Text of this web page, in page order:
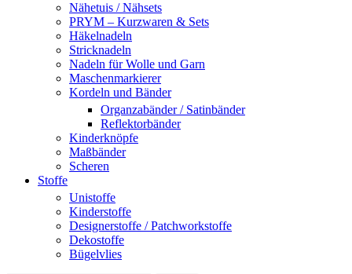
Nähetuis / Nähsets
PRYM – Kurzwaren & Sets
Häkelnadeln
Stricknadeln
Nadeln für Wolle und Garn
Maschenmarkierer
Kordeln und Bänder
Organzabänder / Satinbänder
Reflektorbänder
Kinderknöpfe
Maßbänder
Scheren
Stoffe
Unistoffe
Kinderstoffe
Designerstoffe / Patchworkstoffe
Dekostoffe
Bügelvlies